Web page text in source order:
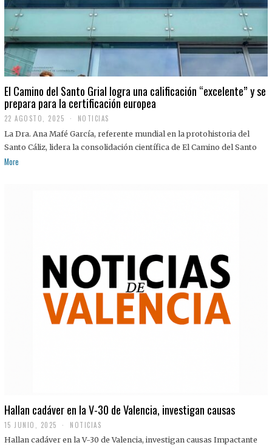
El Camino del Santo Grial logra una calificación “excelente” y se
prepara para la certificación europea
22 AGOSTO, 2025
2
A
G
NOTICIAS
La Dra. Ana Mafé García, referente mundial en la protohistoria del
Santo Cáliz, lidera la consolidación científica de El Camino del Santo
More
Hallan cadáver en la V-30 de Valencia, investigan causas
15 JUNIO, 2025 NOTICIAS
Hallan cadáver en la V-30 de Valencia, investigan causas Impactante